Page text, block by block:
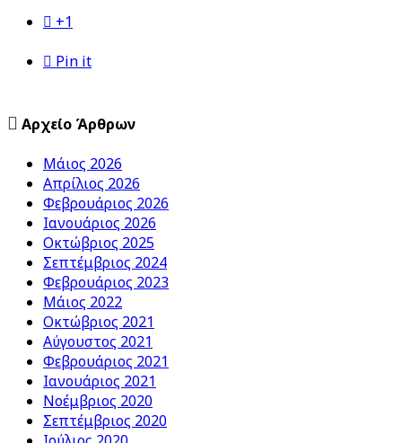
 +1
 Pin it
 Αρχείο Άρθρων
Μάιος 2026
Απρίλιος 2026
Φεβρουάριος 2026
Ιανουάριος 2026
Οκτώβριος 2025
Σεπτέμβριος 2024
Φεβρουάριος 2023
Μάιος 2022
Οκτώβριος 2021
Αύγουστος 2021
Φεβρουάριος 2021
Ιανουάριος 2021
Νοέμβριος 2020
Σεπτέμβριος 2020